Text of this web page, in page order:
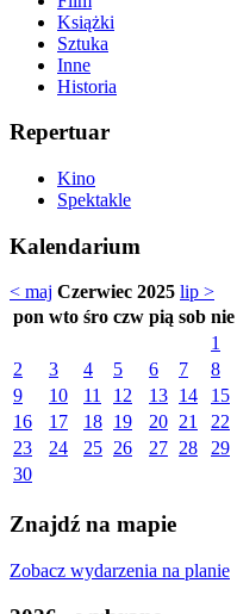
Książki
Sztuka
Inne
Historia
Repertuar
Kino
Spektakle
Kalendarium
< maj Czerwiec 2025 lip >
pon wto śro czw pią sob nie
1
2
3 4 5 6 7
8
9
10 11 12 13 14
15
16
17 18 19 20 21
22
23
24 25 26 27 28
29
30
Znajdź na mapie
Zobacz wydarzenia na planie